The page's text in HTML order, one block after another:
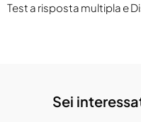
Test a risposta multipla e
Sei